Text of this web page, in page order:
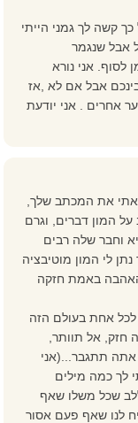
קשה לך גמני הייתי
אבל שנגמר
לסוף. אני נורא
אבל אם לא ,אז
אחרים . אני יודעת
את המכתב שלך,
המון דברים, וגרם
וחבר שלה רבים
לי המון מוטיבציה
באמת חזקה
אחת בעולם הזה
חזק, אל תוותר,
אתה תתגבר...(אני
לך כמה מילים
שכל משלו שאף
לנו שאף פעם אסור